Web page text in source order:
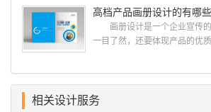
广的专业...
司，怎么制作高级企业画册?
何选择高级画册设计公司 首
过硬。这包括调研人员观察捕
练掌握制作软件，深谙画册设...
高档产品画册设计的有哪
画册设计是一个企业宣传的
一目了然，还要体现产品的优
产品画册设计要注重企业文
在企业都在使用产品画册来进
相关设计服务